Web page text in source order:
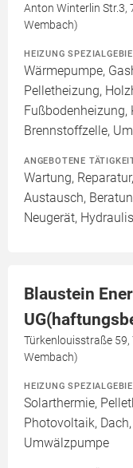
Anton Winterlin Str.3,
Wembach)
HEIZUNG
Wärmepumpe,
Pelletheizung,
Fußbodenheizung,
Brennstoffzelle,
ANGEBOTENE
Wartung,
Austausch,
Neugerät,
Blaustein
Türkenlouisstraße
Wembach)
HEIZUNG
Solarthermie,
Photovoltaik,
Umwälzpumpe